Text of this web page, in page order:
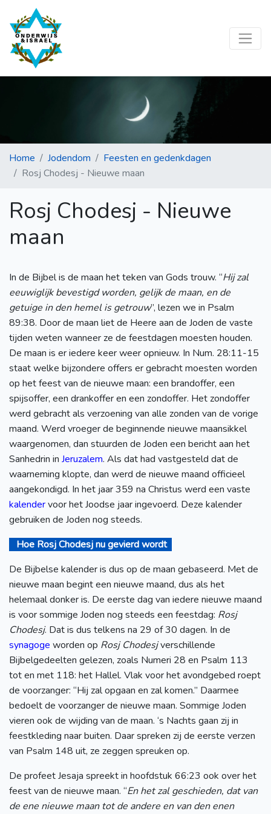
Home Jodendom
Feesten en gedenkdagen
Rosj Chodesj - Nieuwe maan
Rosj Chodesj - Nieuwe
maan
In de Bijbel is de maan het teken van Gods trouw. “Hij zal
eeuwiglijk bevestigd worden, gelijk de maan, en de
getuige in den hemel is getrouw”, lezen we in Psalm
89:38. Door de maan liet de Heere aan de Joden de vaste
tijden weten wanneer ze de feestdagen moesten houden.
De maan is er iedere keer weer opnieuw. In Num. 28:11-15
staat welke bijzondere offers er gebracht moesten worden
op het feest van de nieuwe maan: een brandoffer, een
spijsoffer, een drankoffer en een zondoffer. Het zondoffer
werd gebracht als verzoening van alle zonden van de vorige
maand. Werd vroeger de beginnende nieuwe maansikkel
waargenomen, dan stuurden de Joden een bericht aan het
Sanhedrin in Jeruzalem. Als dat had vastgesteld dat de
waarneming klopte, dan werd de nieuwe maand officieel
aangekondigd. In het jaar 359 na Christus werd een vaste
kalendervoor het Joodse jaar ingevoerd. Deze kalender
gebruiken de Joden nog steeds.
Hoe Rosj Chodesj nu gevierd wordt
De Bijbelse kalender is dus op de maan gebaseerd. Met de
nieuwe maan begint een nieuwe maand, dus als het
helemaal donker is. De eerste dag van iedere nieuwe maand
is voor sommige Joden nog steeds een feestdag: Rosj
Chodesj. Dat is dus telkens na 29 of 30 dagen. In de
synagoge worden op Rosj Chodesjverschillende
Bijbelgedeelten gelezen, zoals Numeri 28 en Psalm 113
tot en met 118: het Hallel. Vlak voor het avondgebed roept
de voorzanger: “Hij zal opgaan en zal komen.” Daarmee
bedoelt de voorzanger de nieuwe maan. Sommige Joden
vieren ook de wijding van de maan. ‘s Nachts gaan zij in
feestkleding naar buiten. Daar spreken zij de eerste verzen
van Psalm 148 uit, ze zeggen spreuken op.
De profeet Jesaja spreekt in hoofdstuk 66:23 ook over het
feest van de nieuwe maan. “En het zal geschieden, dat van
de ene nieuwe maan tot de andere en van den enen